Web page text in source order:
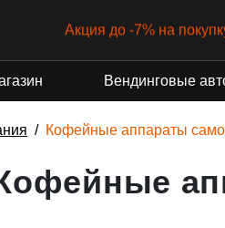
Акция до -7% на
Вендинговые
Кофейные аппараты